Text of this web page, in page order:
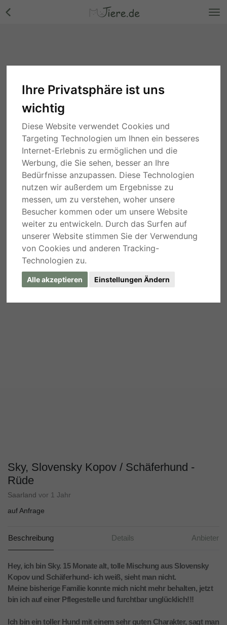
Ihre Privatsphäre ist uns
wichtig
Diese Website verwendet Cookies und
Targeting Technologien um Ihnen ein besseres
Internet-Erlebnis zu ermöglichen und die
Werbung, die Sie sehen, besser an Ihre
Bedürfnisse anzupassen. Diese Technologien
nutzen wir außerdem um Ergebnisse zu
messen, um zu verstehen, woher unsere
Besucher kommen oder um unsere Website
weiter zu entwickeln. Durch das Surfen auf
unserer Website stimmen Sie der Verwendung
von Cookies und anderen Tracking-
Technologien zu.
Alle akzeptieren Einstellungen Ändern
Sky, Slovensky Kopov / Schäferhund -
Rüde
Saarland vor 1 Jahr
auf Anfrage
Beschreibung Details Anbieter
Hey, ich bin Sky. 15 Monate alt, tolle Mischung aus Slovensky
Kopov und Schäferhund- ich weiß, sieht man nicht.
Meine bisherige Familie konnte mich nicht mehr behalten, jetzt
bin ich auf einer Pflegestelle und furchtbar unglücklich!!!
Ich bin ein toller Hund mit einem sehr guten Charakter, sagt man